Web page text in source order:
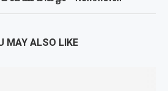
MAY ALSO LIKE